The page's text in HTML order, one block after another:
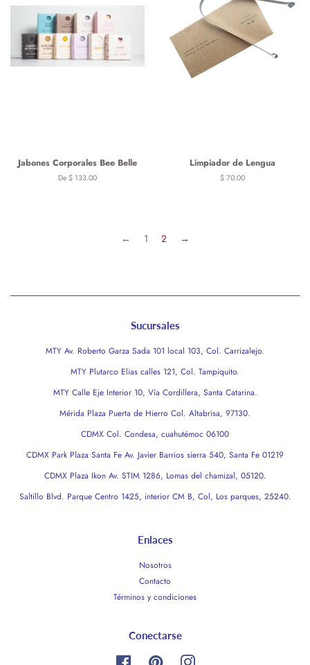
Jabones Corporales Bee Belle
De $ 133.00
Limpiador de Lengua
Precio
$ 70.00
← 1 2 →
Sucursales
MTY Av. Roberto Garza Sada 101 local 103, Col. Carrizalejo.
MTY Plutarco Elias calles 121, Col. Tampiquito.
MTY Calle Eje Interior 10, Vía Cordillera, Santa Catarina.
Mérida Plaza Puerta de Hierro Col. Altabrisa, 97130.
CDMX Col. Condesa, cuahutémoc 06100
CDMX Park Plaza Santa Fe Av. Javier Barrios sierra 540, Santa Fe 01219
CDMX Plaza Ikon Av. STIM 1286, Lomas del chamizal, 05120.
Saltillo Blvd. Parque Centro 1425, interior CM B, Col, Los parques, 25240.
Enlaces
Nosotros
Contacto
Términos y condiciones
Conectarse
FacebookPinterestInstagram